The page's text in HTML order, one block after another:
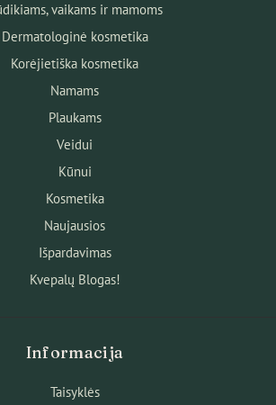
vaikams ir mamoms
Dermatologinė kosmetika
Korėjietiška kosmetika
Namams
Plaukams
Veidui
Kūnui
Kosmetika
Naujausios
Išpardavimas
Kvepalų Blogas!
Informacija
Taisyklės